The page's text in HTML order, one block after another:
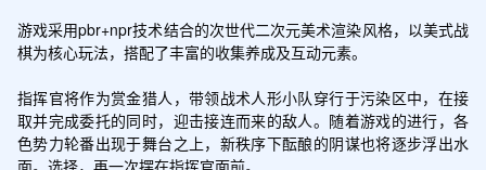
游戏采用pbr+npr技术结合的次世代二次元美术渲染风格，以美式战
棋为核心玩法，搭配了丰富的收集养成及互动元素。
指挥官将作为赏金猎人，带领战术人形小队穿行于污染区中，在接
取并完成委托的同时，迎击接连而来的敌人。随着游戏的进行，各
色势力轮番出现于舞台之上，新秩序下酝酿的阴谋也将逐步浮出水
面。选择，再一次摆在指挥官面前。